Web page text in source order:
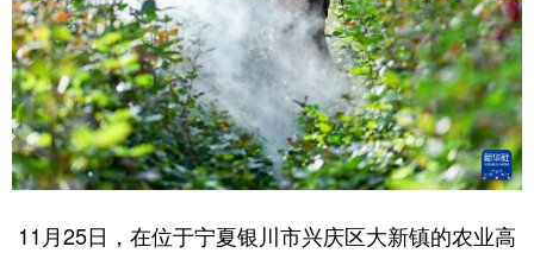
11月25日，在位于宁夏银川市兴庆区大新镇的农业高